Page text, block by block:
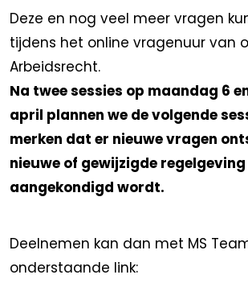
Deze en nog veel meer vragen
tijdens het online vragenuur van
Arbeidsrecht.
Na twee sessies op maandag 6
april plannen we de volgende
merken dat er nieuwe vragen
nieuwe of gewijzigde regelgeving
aangekondigd wordt.
Deelnemen kan dan met MS
onderstaande link: